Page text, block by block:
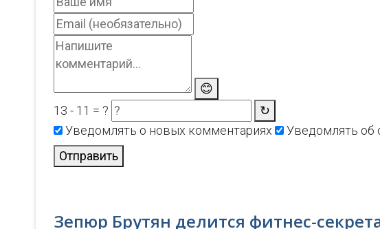
😊
13 - 11 = ?
↻
Уведомлять о новых комментариях
Уведомлять об
Отправить
Зепюр Брутян делится фитнес-